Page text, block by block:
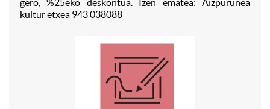
gero, %25eko deskontua. Izen ematea: Aizpurunea
kultur etxea 943 038088